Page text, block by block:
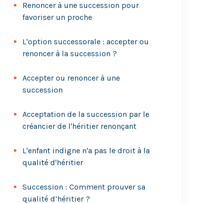
Renoncer à une succession pour
favoriser un proche
L'option successorale : accepter ou
renoncer à la succession ?
Accepter ou renoncer à une
succession
Acceptation de la succession par le
créancier de l'héritier renonçant
L'enfant indigne n'a pas le droit à la
qualité d'héritier
Succession : Comment prouver sa
qualité d’héritier ?